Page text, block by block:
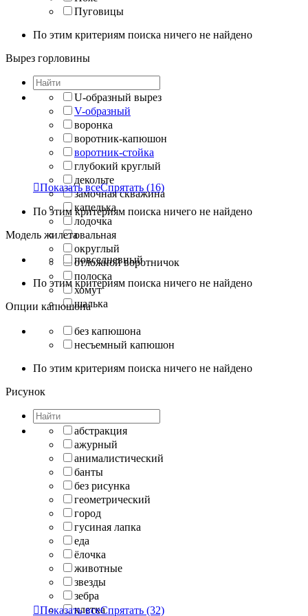
Пуговицы
По этим критериям поиска ничего не найдено
Вырез горловины
U-образный вырез
V-образный
воронка
воротник-капюшон
воротник-стойка
глубокий круглый
декольте
замочная скважина
капелька
лодочка
овальная
округлый
отложной воротничок
полоска
хомут
шалька
Показать всеСпрятать (16)
По этим критериям поиска ничего не найдено
Модель жилета
повседневный
По этим критериям поиска ничего не найдено
Опции капюшона
без капюшона
несъемный капюшон
По этим критериям поиска ничего не найдено
Рисунок
абстракция
ажурный
анималистический
банты
без рисунка
геометрический
город
гусиная лапка
еда
ёлочка
животные
звезды
зебра
клетка
Показать всеСпрятать (32)